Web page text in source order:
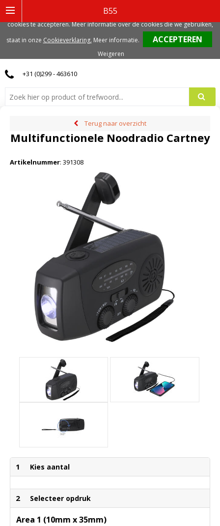
B55
0
+31 (0)299 - 463610
Terug naar overzicht
Multifunctionele Noodradio Cartney
Artikelnummer: 391308
1 Kies aantal
2 Selecteer opdruk
Area 1 (10mm x 35mm)
gerelateerde cookies. Voor de beste gebruikerservaring, adviseren we deze
cookies te accepteren. Meer informatie over de cookies die we gebruiken,
staat in onze Cookieverklaring. Meer informatie.
Weigeren